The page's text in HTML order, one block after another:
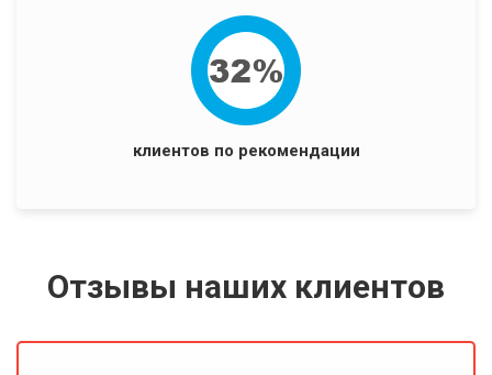
клиентов по рекомендации
Отзывы наших клиентов